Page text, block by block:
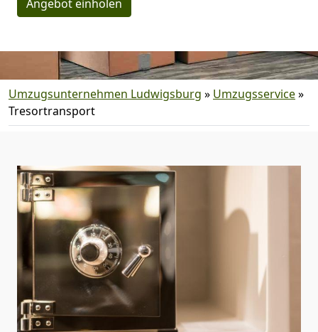
Angebot einholen
Umzugsunternehmen Ludwigsburg » Umzugsservice»
Tresortransport